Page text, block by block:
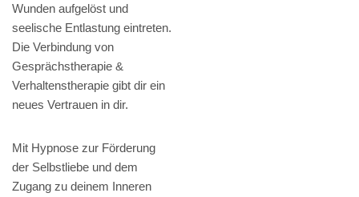
Wunden aufgelöst und
seelische Entlastung eintreten.
Die Verbindung von
Gesprächstherapie &
Verhaltenstherapie gibt dir ein
neues Vertrauen in dir.
Mit Hypnose zur Förderung
der Selbstliebe und dem
Zugang zu deinem Inneren